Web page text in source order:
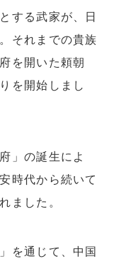
する武家が、日
それまでの貴族
を開いた頼朝
を開始しまし
」の誕生によ
時代から続いて
ました。
を通じて、中国